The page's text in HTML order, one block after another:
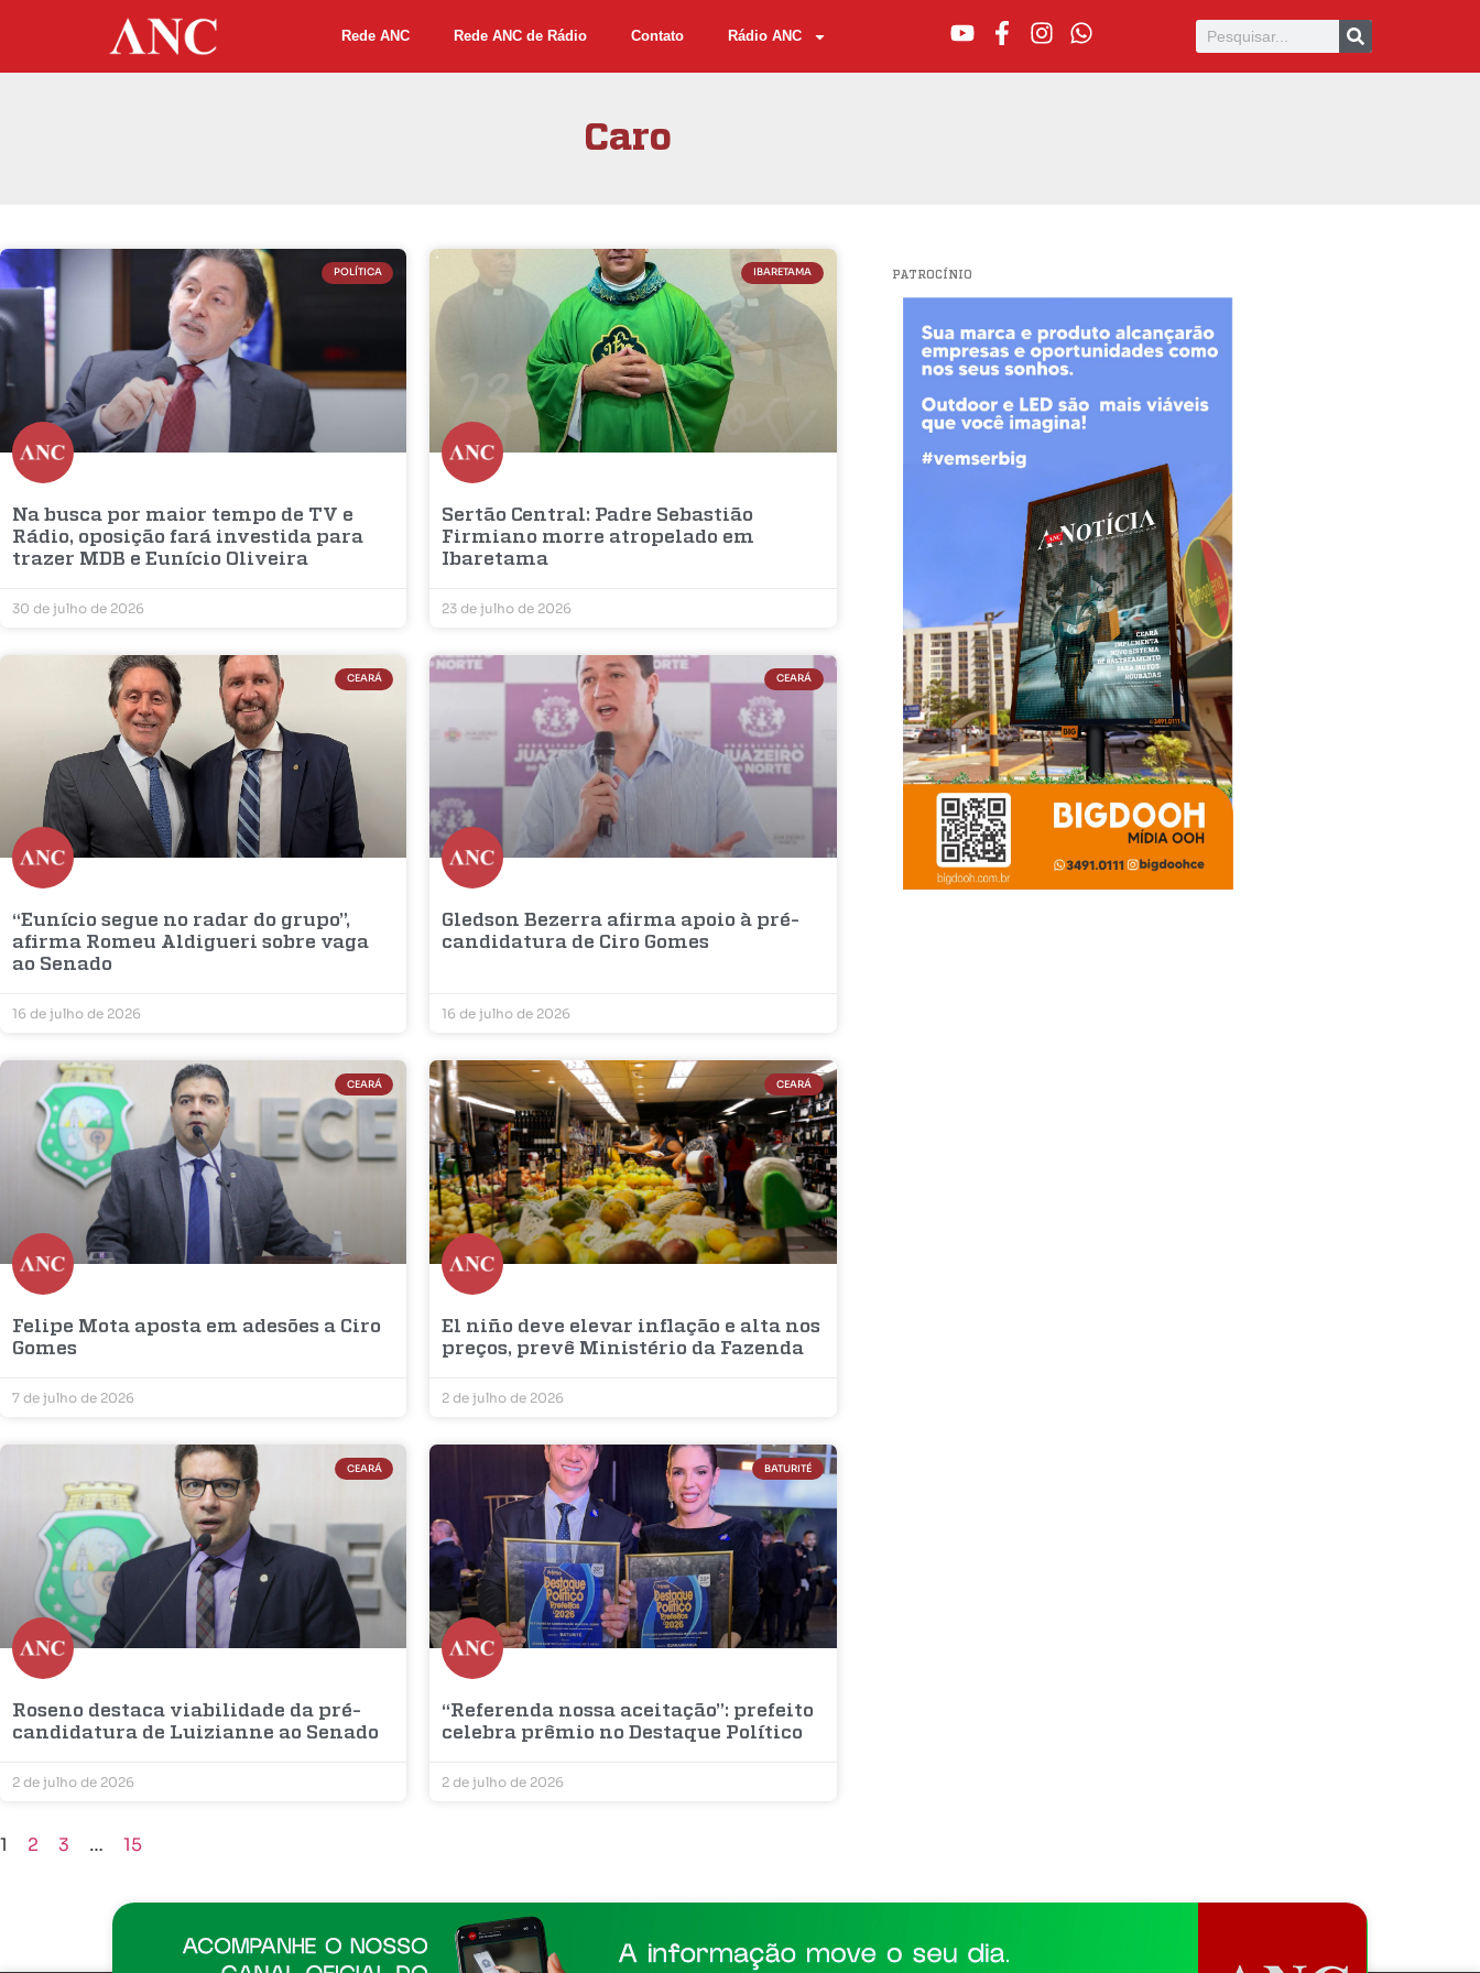
Rede ANC Rede ANC de Rádio Contato Rádio ANC
Caro
POLÍTICA
Na busca por maior tempo de TV e
Rádio, oposição fará investida para
trazer MDB e Eunício Oliveira
30 de julho de 2026
IBARETAMA
Sertão Central: Padre Sebastião
Firmiano morre atropelado em
Ibaretama
23 de julho de 2026
CEARÁ
“Eunício segue no radar do grupo”,
afirma Romeu Aldigueri sobre vaga
ao Senado
16 de julho de 2026
CEARÁ
Gledson Bezerra afirma apoio à pré-
candidatura de Ciro Gomes
16 de julho de 2026
CEARÁ
Felipe Mota aposta em adesões a Ciro
Gomes
7 de julho de 2026
CEARÁ
El niño deve elevar inflação e alta nos
preços, prevê Ministério da Fazenda
2 de julho de 2026
CEARÁ
Roseno destaca viabilidade da pré-
candidatura de Luizianne ao Senado
2 de julho de 2026
BATURITÉ
“Referenda nossa aceitação”: prefeito
celebra prêmio no Destaque Político
2 de julho de 2026
1 2 3 … 15
PATROCÍNIO